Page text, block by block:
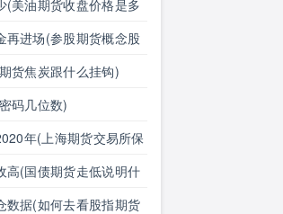
(美油期货收盘价格是多
再进场(参股期货概念股
)货焦炭跟什么挂钩)
码几位数)
年(上海期货交易所保
高(国债期货走低说明什
数据(如何去看股指期货